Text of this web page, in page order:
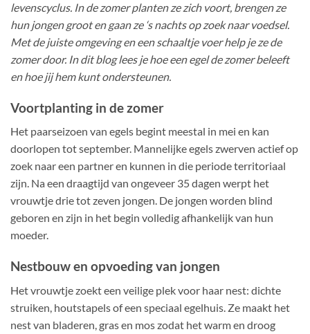
levenscyclus. In de zomer planten ze zich voort, brengen ze
hun jongen groot en gaan ze ‘s nachts op zoek naar voedsel.
Met de juiste omgeving en een schaaltje voer help je ze de
zomer door. In dit blog lees je hoe een egel de zomer beleeft
en hoe jij hem kunt ondersteunen.
Voortplanting in de zomer
Het paarseizoen van egels begint meestal in mei en kan
doorlopen tot september. Mannelijke egels zwerven actief op
zoek naar een partner en kunnen in die periode territoriaal
zijn. Na een draagtijd van ongeveer 35 dagen werpt het
vrouwtje drie tot zeven jongen. De jongen worden blind
geboren en zijn in het begin volledig afhankelijk van hun
moeder.
Nestbouw en opvoeding van jongen
Het vrouwtje zoekt een veilige plek voor haar nest: dichte
struiken, houtstapels of een speciaal egelhuis. Ze maakt het
nest van bladeren, gras en mos zodat het warm en droog